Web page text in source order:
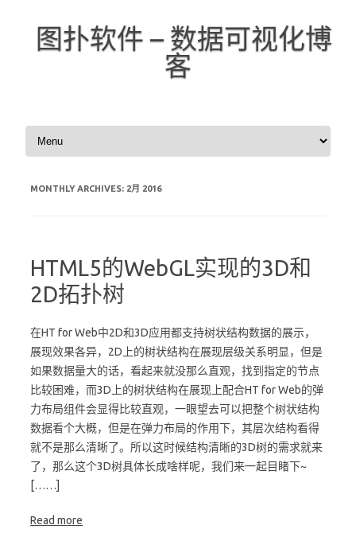
图扑软件 – 数据可视化博
客
Skip to content
MONTHLY ARCHIVES: 2月 2016
HTML5的WebGL实现的3D和
2D拓扑树
在HT for Web中2D和3D应用都支持树状结构数据的展示，
展现效果各异，2D上的树状结构在展现层级关系明显，但是
如果数据量大的话，看起来就没那么直观，找到指定的节点
比较困难，而3D上的树状结构在展现上配合HT for Web的弹
力布局组件会显得比较直观，一眼望去可以把整个树状结构
数据看个大概，但是在弹力布局的作用下，其层次结构看得
就不是那么清晰了。所以这时候结构清晰的3D树的需求就来
了，那么这个3D树具体长成啥样呢，我们来一起目睹下~
[……]
Read more